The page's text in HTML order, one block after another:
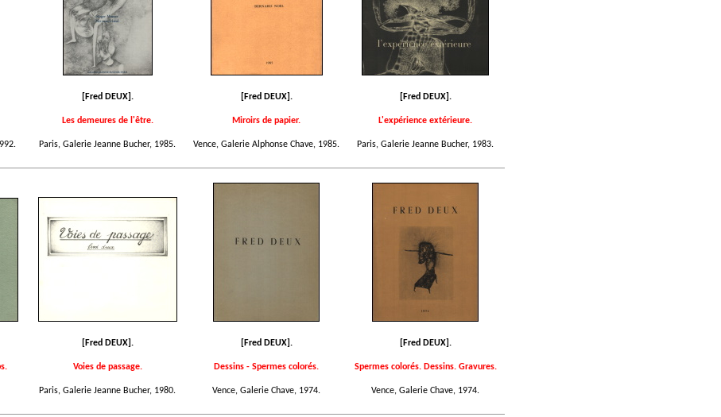
[Fred DEUX].
Les demeures de l'être.
Paris, Galerie Jeanne Bucher, 1985.
[Fred DEUX].
Miroirs de papier.
Vence, Galerie Alphonse Chave, 1985.
[Fred DEUX].
L'expérience extérieure.
Paris, Galerie Jeanne Bucher, 1983.
[Fred DEUX].
Voies de passage.
Paris, Galerie Jeanne Bucher, 1980.
[Fred DEUX].
Dessins - Spermes colorés.
Vence, Galerie Chave, 1974.
[Fred DEUX].
Spermes colorés. Dessins. Gravures.
Vence, Galerie Chave, 1974.